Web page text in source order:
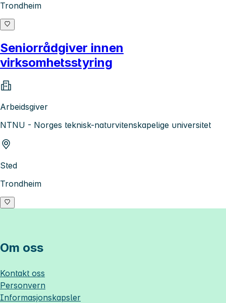
Trondheim
Seniorrådgiver innen
virksomhetsstyring
Arbeidsgiver
NTNU - Norges teknisk-naturvitenskapelige universitet
Sted
Trondheim
Om oss
Kontakt oss
Personvern
Informasjonskapsler